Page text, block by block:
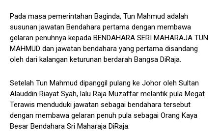
Pada masa pemerintahan Baginda, Tun Mahmud adalah
susunan jawatan Bendahara pertama dengan membawa
gelaran penuhnya kepada BENDAHARA SERI MAHARAJA TUN
MAHMUD dan jawatan bendahara yang pertama disandang
oleh dari kalangan keturunan berdarah Bangsa DiRaja.
Setelah Tun Mahmud dipanggil pulang ke Johor oleh Sultan
Alauddin Riayat Syah, lalu Raja Muzaffar melantik pula Megat
Terawis menduduki jawatan sebagai bendahara tersebut
dengan membawa gelaran penuh pula sebagai Orang Kaya
Besar Bendahara Sri Maharaja DiRaja.